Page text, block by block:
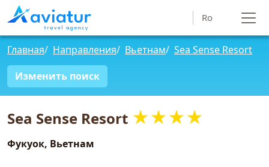
Ro
Главная/ Направления/ Вьетнам/ Sea Sense Resort
Изменить поиск
Sea Sense Resort ★★★★
Фукуок, Вьетнам